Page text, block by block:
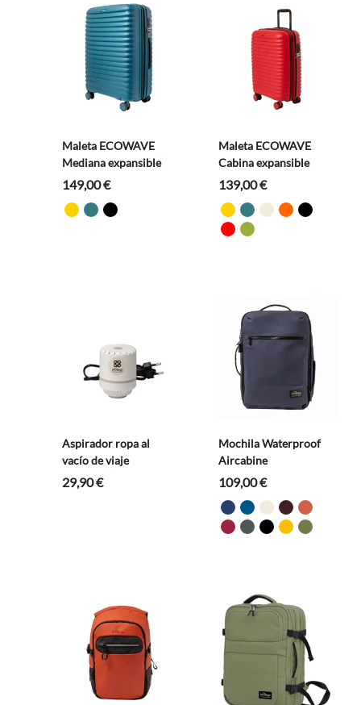
Maleta ECOWAVE
Mediana expansible
149,00€
Maleta ECOWAVE
Cabina expansible
139,00€
Aspirador ropa al
vacío de viaje
29,90€
Mochila Waterproof
Aircabine
109,00€